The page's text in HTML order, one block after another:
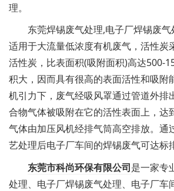
理。
东莞焊锡废气处理,电子厂焊锡废气
适用于大流量低浓度有机废气，活性炭
活性炭，比表面积(吸附面积)高达500-
积大，因而具有很高的表面活性和吸附
机引力下，废气经吸风罩通过管道外排
合物气体被吸附在它的活性表面上，达
气体由加压风机经排气筒高空排放。通
艺处理后电子厂车间的焊锡废气可达标
东莞市科尚环保有限公司是一家专
处理、电子厂焊锡废气处理、电子厂车